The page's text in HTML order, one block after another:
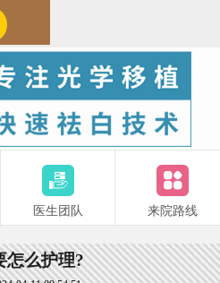
医生团队 来院路线
怎么护理?